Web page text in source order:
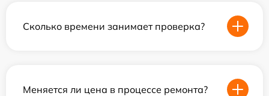
Сколько времени занимает проверка?
Меняется ли цена в процессе ремонта?